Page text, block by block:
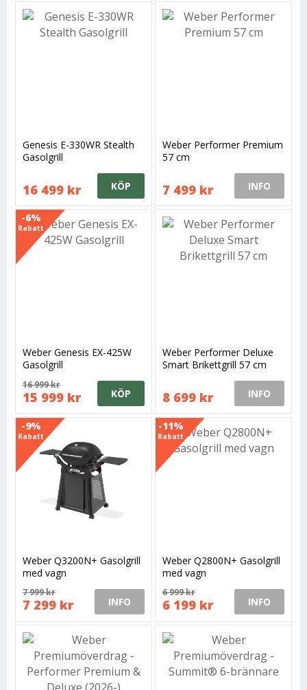
Genesis E-330WR Stealth
Gasolgrill
16 499 kr KÖP
Weber Performer Premium
57 cm
7 499 kr INFO
-6%
Rabatt
Weber Genesis EX-425W
Gasolgrill
16 999 kr
15 999 kr KÖP
Weber Performer Deluxe
Smart Brikettgrill 57 cm
8 699 kr INFO
-9%
Rabatt
Weber Q3200N+ Gasolgrill
med vagn
7 999 kr
7 299 kr INFO
-11%
Rabatt
Weber Q2800N+ Gasolgrill
med vagn
6 999 kr
6 199 kr INFO